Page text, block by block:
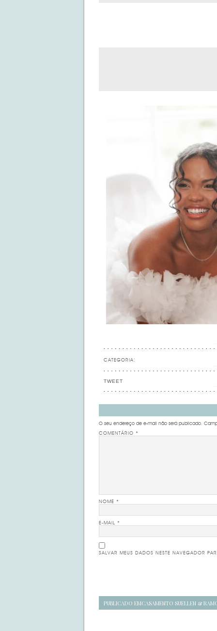
CATEGORIA:
TWEET
O seu endereço de e-mail não será publicado.
COMENTÁRIO *
NOME *
E-MAIL *
SALVAR MEUS DADOS NESTE NAVEGADOR
Navegação
PUBLICADO EMCASAMENTO SUELLEN &